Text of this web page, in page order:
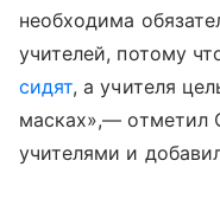
необходима
учителей, потому
сидят, а учителя
масках»,— отметил
учителями и